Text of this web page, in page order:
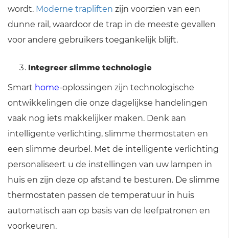
wordt. Moderne trapliften zijn voorzien van een
dunne rail, waardoor de trap in de meeste gevallen
voor andere gebruikers toegankelijk blijft.
Integreer slimme technologie
Smart home-oplossingen zijn technologische
ontwikkelingen die onze dagelijkse handelingen
vaak nog iets makkelijker maken. Denk aan
intelligente verlichting, slimme thermostaten en
een slimme deurbel. Met de intelligente verlichting
personaliseert u de instellingen van uw lampen in
huis en zijn deze op afstand te besturen. De slimme
thermostaten passen de temperatuur in huis
automatisch aan op basis van de leefpatronen en
voorkeuren.